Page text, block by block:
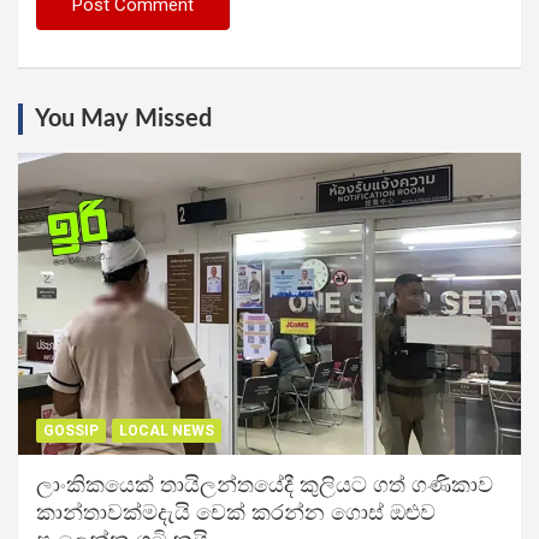
You May Missed
GOSSIP LOCAL NEWS
ලාංකිකයෙක් තායිලන්තයේදී කුලියට ගත් ගණිකාව
කාන්තාවක්මදැයි චෙක් කරන්න ගොස් ඔළුව